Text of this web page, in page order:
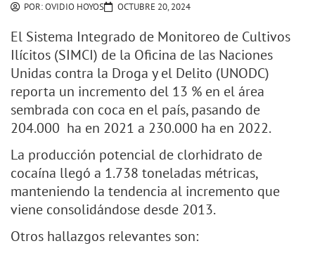
POR:OVIDIO HOYOS OCTUBRE 20, 2024
El Sistema Integrado de Monitoreo de Cultivos
Ilícitos (SIMCI) de la Oficina de las Naciones
Unidas contra la Droga y el Delito (UNODC)
reporta un incremento del 13 % en el área
sembrada con coca en el país, pasando de
204.000 ha en 2021 a 230.000 ha en 2022.
La producción potencial de clorhidrato de
cocaína llegó a 1.738 toneladas métricas,
manteniendo la tendencia al incremento que
viene consolidándose desde 2013.
Otros hallazgos relevantes son: